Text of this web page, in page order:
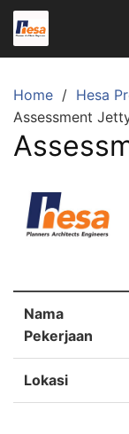
Skip
content
Home Hesa
Assessment
Nama
Pekerjaan
Lokasi